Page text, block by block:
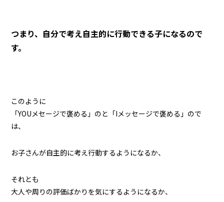
つまり、自分で考え自主的に行動できる子になるので
す。
このように
「YOUメセージで褒める」のと「Iメッセージで褒める」ので
は、
お子さんが自主的に考え行動するようになるか、
それとも
大人や周りの評価ばかりを気にするようになるか、